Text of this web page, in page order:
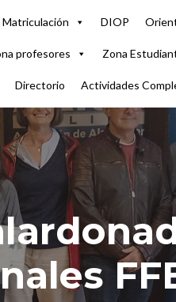
Matriculación DIOP
profesores Zona
Directorio Actividades